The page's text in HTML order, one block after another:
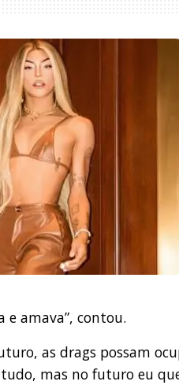
e amava”, contou.
as drags possam
mas no futuro eu